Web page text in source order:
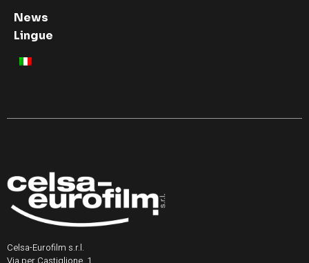
News
Lingue
Celsa-Eurofilm s.r.l.